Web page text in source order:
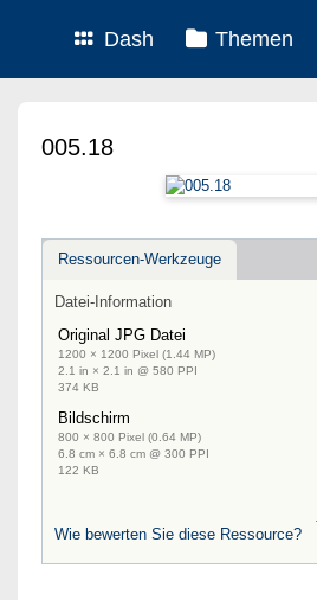
Dash Themen
005.18
Ressourcen-Werkzeuge
Datei-Information
Original JPG Datei
1200 × 1200 Pixel (1.44 MP)
2.1 in × 2.1 in @ 580 PPI
374 KB
Bildschirm
800 × 800 Pixel (0.64 MP)
6.8 cm × 6.8 cm @ 300 PPI
122 KB
Wie bewerten Sie diese Ressource?